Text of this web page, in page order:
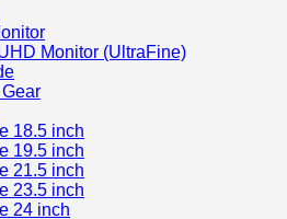
Monitor (UltraFine)
18.5 inch
19.5 inch
21.5 inch
23.5 inch
24 inch